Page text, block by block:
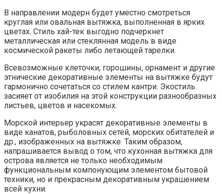
В направлении модерн будет уместно смотреться
круглая или овальная вытяжка, выполненная в ярких
цветах. Стиль хай-тек выгодно подчеркнет
металлическая или стеклянная модель в виде
космической ракеты либо летающей тарелки.
Всевозможные клеточки, горошины, орнамент и другие
этнические декоративные элементы на вытяжке будут
гармонично сочетаться со стилем кантри. Экостиль
засияет от изобилия на этой конструкции разнообразных
листьев, цветов и насекомых.
Морской интерьер украсят декоративные элементы в
виде канатов, рыболовных сетей, морских обитателей и
др., изображенных на вытяжке. Таким образом,
напрашивается вывод о том, что кухонная вытяжка для
острова является не только необходимым
функциональным компонующим элементом бытовой
техники, но и прекрасным декоративным украшением
всей кухни.